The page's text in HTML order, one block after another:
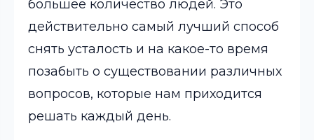
большее количество людей. Это
действительно самый лучший способ
снять усталость и на какое-то время
позабыть о существовании различных
вопросов, которые нам приходится
решать каждый день.